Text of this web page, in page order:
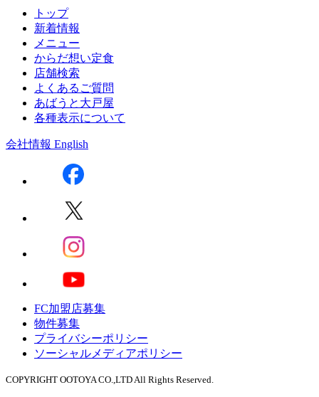
トップ
新着情報
メニュー
からだ想い定食
店舗検索
よくあるご質問
あばうと大戸屋
各種表示について
会社情報 English
FC加盟店募集
物件募集
プライバシーポリシー
ソーシャルメディアポリシー
COPYRIGHT OOTOYA CO.,LTD All Rights Reserved.